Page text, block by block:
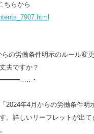
ちらから
らの労働条件明示のルール変更
すか？
・
2024年4月からの労働条件明
。詳しいリーフレットが出て